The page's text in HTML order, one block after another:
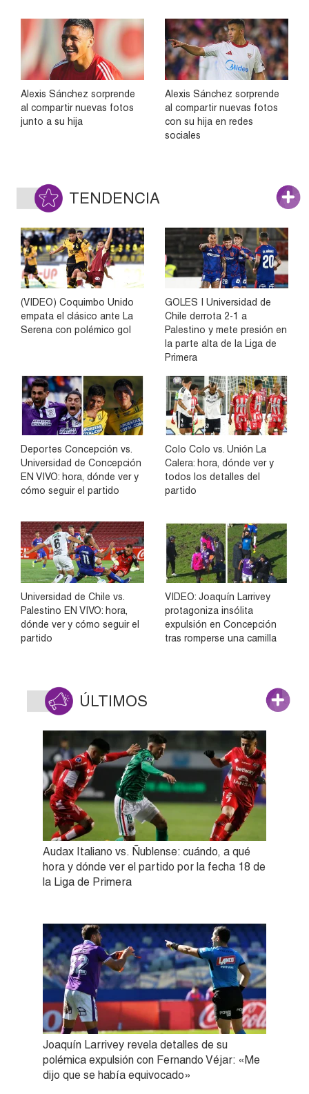
Alexis Sánchez sorprende
al compartir nuevas fotos
junto a su hija
Alexis Sánchez sorprende
al compartir nuevas fotos
con su hija en redes
sociales
TENDENCIA
(VIDEO) Coquimbo Unido
empata el clásico ante La
Serena con polémico gol
GOLES | Universidad de
Chile derrota 2-1 a
Palestino y mete presión en
la parte alta de la Liga de
Primera
Deportes Concepción vs.
Universidad de Concepción
EN VIVO: hora, dónde ver y
cómo seguir el partido
Colo Colo vs. Unión La
Calera: hora, dónde ver y
todos los detalles del
partido
Universidad de Chile vs.
Palestino EN VIVO: hora,
dónde ver y cómo seguir el
partido
VIDEO: Joaquín Larrivey
protagoniza insólita
expulsión en Concepción
tras romperse una camilla
ÚLTIMOS
Audax Italiano vs. Ñublense: cuándo, a qué
hora y dónde ver el partido por la fecha 18 de
la Liga de Primera
Joaquín Larrivey revela detalles de su
polémica expulsión con Fernando Véjar: «Me
dijo que se había equivocado»